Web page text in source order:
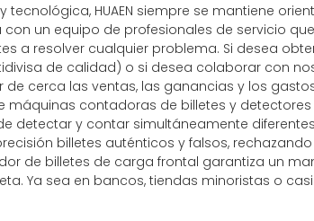
HUAEN siempre se mantiene
con un equipo de profesionales de servicio
a resolver cualquier problema. Si desea
de calidad) o si desea colaborar con
cerca las ventas, las ganancias y los
máquinas contadoras de billetes y
detectar y contar simultáneamente
billetes auténticos y falsos,
de billetes de carga frontal garantiza un
Ya sea en bancos, tiendas minoristas o